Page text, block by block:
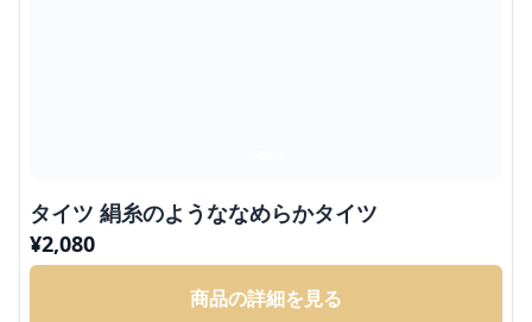
タイツ 絹糸のようななめらかタイツ
¥2,080
商品の詳細を見る